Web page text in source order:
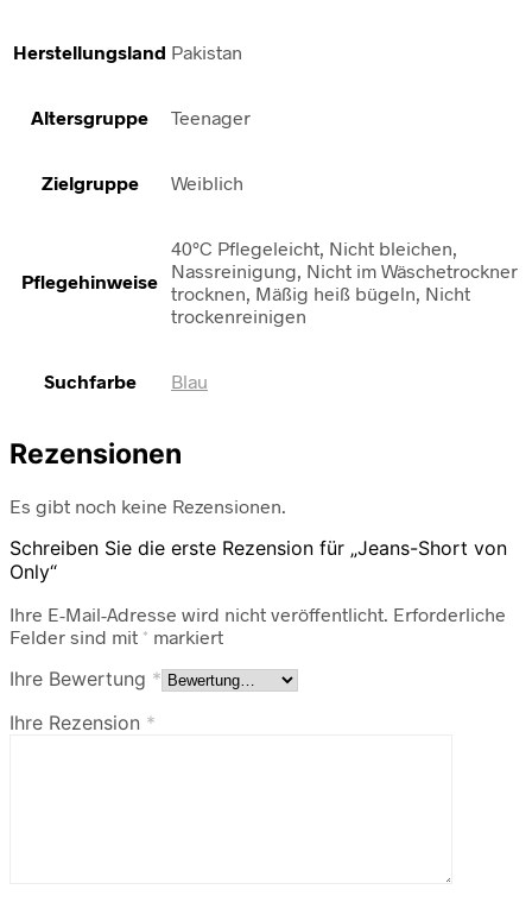
Herstellungsland Pakistan
Altersgruppe Teenager
Zielgruppe Weiblich
Pflegehinweise
40°C Pflegeleicht, Nicht bleichen,
Nassreinigung, Nicht im Wäschetrockner
trocknen, Mäßig heiß bügeln, Nicht
trockenreinigen
Suchfarbe Blau
Rezensionen
Es gibt noch keine Rezensionen.
Schreiben Sie die erste Rezension für „Jeans-Short von
Only“
Ihre E-Mail-Adresse wird nicht veröffentlicht. Erforderliche
Felder sind mit * markiert
Ihre Bewertung *
Ihre Rezension *